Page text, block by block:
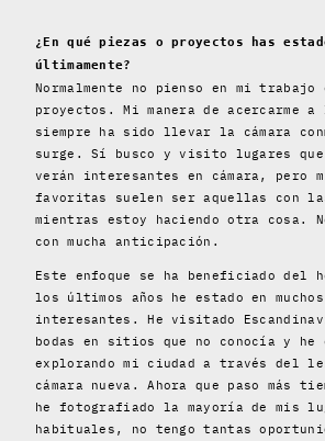
¿En qué piezas o proyectos has
últimamente?
Normalmente no pienso en mi trabajo
proyectos. Mi manera de acercarme
siempre ha sido llevar la cámara
surge. Sí busco y visito lugares que
verán interesantes en cámara, pero
favoritas suelen ser aquellas con
mientras estoy haciendo otra cosa.
con mucha anticipación.
Este enfoque se ha beneficiado del
los últimos años he estado en
interesantes. He visitado
bodas en sitios que no conocía y he
explorando mi ciudad a través del
cámara nueva. Ahora que paso más
he fotografiado la mayoría de mis
habituales, no tengo tantas